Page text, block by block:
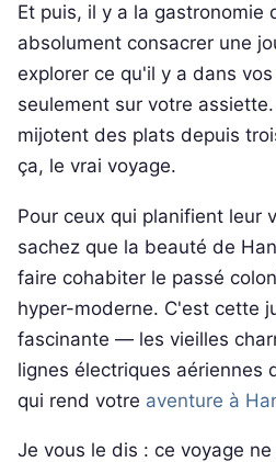
Et puis, il y a la gastronomie
absolument consacrer une
explorer ce qu'il y a dans vos
seulement sur votre
mijotent des plats depuis
ça, le vrai voyage.
Pour ceux qui planifient leur
sachez que la beauté de
faire cohabiter le passé
hyper-moderne. C'est cette
fascinante — les vieilles
lignes électriques
qui rend votre aventure à
Je vous le dis : ce voyage